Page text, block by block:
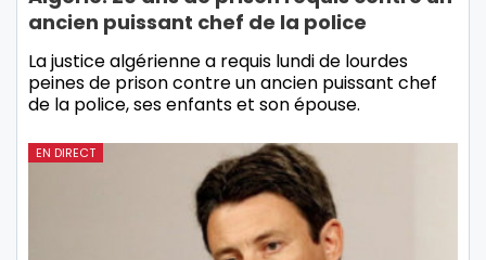
ancien puissant chef de la police
La justice algérienne a requis lundi de lourdes
peines de prison contre un ancien puissant chef
de la police, ses enfants et son épouse.
EN DIRECT